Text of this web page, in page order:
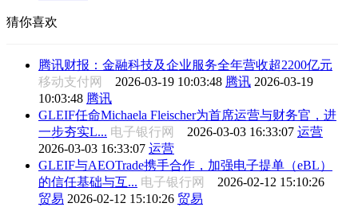
猜你喜欢
腾讯财报：金融科技及企业服务全年营收超2200亿元
移动支付网 2026-03-19 10:03:48 腾讯 2026-03-19
10:03:48 腾讯
GLEIF任命Michaela Fleischer为首席运营与财务官，进
一步夯实L... 电子银行网 2026-03-03 16:33:07 运营
2026-03-03 16:33:07 运营
GLEIF与AEOTrade携手合作，加强电子提单（eBL）
的信任基础与互... 电子银行网 2026-02-12 15:10:26
贸易 2026-02-12 15:10:26 贸易